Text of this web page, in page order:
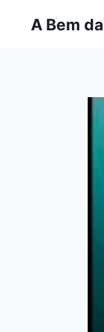
A Bem